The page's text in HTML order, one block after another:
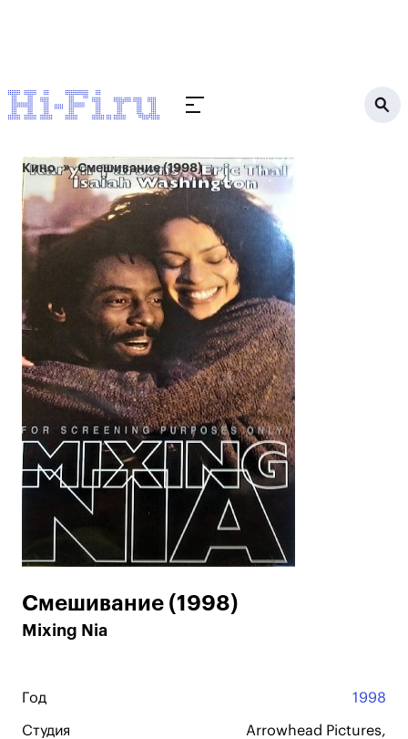
Кино Смешивание (1998)
Смешивание (1998)
Mixing Nia
Год 1998
Студия
Arrowhead Pictures,